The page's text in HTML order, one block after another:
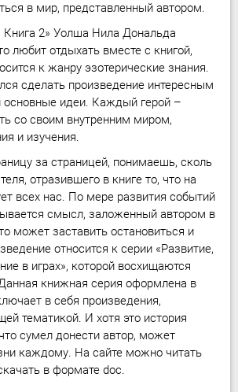
в мир, представленный автором.
2» Уолша Нила Дональда
любит отдыхать вместе с книгой,
к жанру эзотерические знания.
сделать произведение интересным
основные идеи. Каждый герой –
со своим внутренним миром,
и изучения.
за страницей, понимаешь, сколь
отразившего в книге то, что на
всех нас. По мере развития событий
смысл, заложенный автором в
может заставить остановиться и
относится к серии «Развитие,
в играх», которой восхищаются
книжная серия оформлена в
в себя произведения,
тематикой. И хотя это история
сумел донести автор, может
каждому. На сайте можно читать
в формате doc.